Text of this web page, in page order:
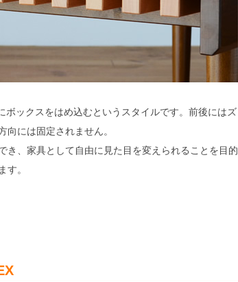
ックスをはめ込むというスタイルです。前後にはズ
向には固定されません。
き、家具として自由に見た目を変えられることを目的
す。